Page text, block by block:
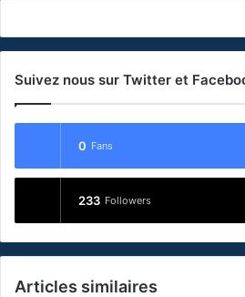
Suivez nous sur Twitter et
0 Fans
233 Followers
Articles similaires